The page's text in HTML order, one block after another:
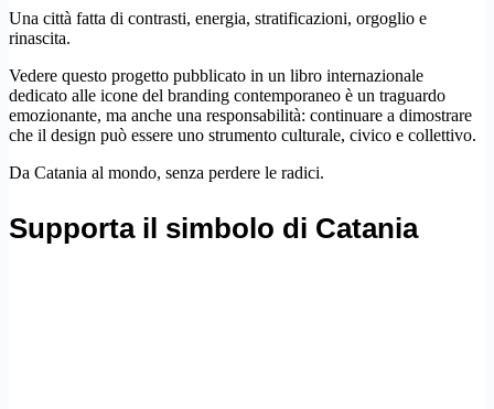
Una città fatta di contrasti, energia, stratificazioni, orgoglio e
rinascita.
Vedere questo progetto pubblicato in un libro internazionale
dedicato alle icone del branding contemporaneo è un traguardo
emozionante, ma anche una responsabilità: continuare a dimostrare
che il design può essere uno strumento culturale, civico e collettivo.
Da Catania al mondo, senza perdere le radici.
Supporta il simbolo di Catania